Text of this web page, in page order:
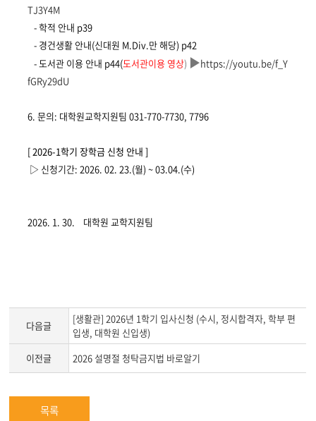
TJ3Y4M
-학적 안내 p39
- 경건생활 안내(신대원 M.Div.만 해당) p42
-도서관 이용 안내 p44(도서관이용 영상) ▶https://youtu.be/f_Y
fGRy29dU
6.문의: 대학원교학지원팀031-770-7730, 7796
[ 2026-1학기 장학금 신청 안내]
▷ 신청기간: 2026. 02. 23.(월) ~ 03.04.(수)
2026. 1. 30. 대학원 교학지원팀
다음글
[생활관] 2026년 1학기 입사신청 (수시, 정시합격자, 학부 편
입생, 대학원 신입생)
이전글
2026 설명절 청탁금지법 바로알기
목록